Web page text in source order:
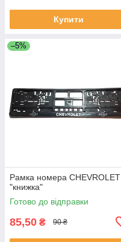
Купити
–5%
Рамка номера CHEVROLET
"книжка"
Готово до відправки
85,50 ₴ 90 ₴